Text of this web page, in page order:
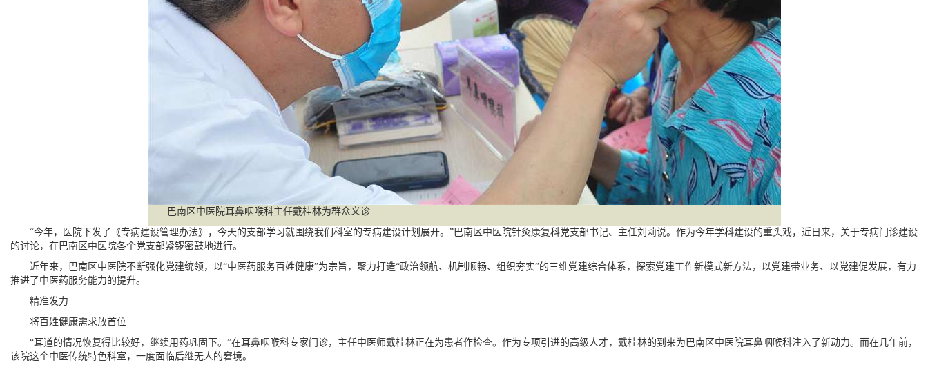
巴南区中医院耳鼻咽喉科主任戴桂林为群众义诊
“今年，医院下发了《专病建设管理办法》，今天的支部学习就围绕我们科室的专病建设计划展开。”巴南区中医院针灸康复科党支部书记、主任刘莉说。作为今年学科建设的重头戏，近日来，关于专病门诊建设
的讨论，在巴南区中医院各个党支部紧锣密鼓地进行。
近年来，巴南区中医院不断强化党建统领，以“中医药服务百姓健康”为宗旨，聚力打造“政治领航、机制顺畅、组织夯实”的三维党建综合体系，探索党建工作新模式新方法，以党建带业务、以党建促发展，有力
推进了中医药服务能力的提升。
精准发力
将百姓健康需求放首位
“耳道的情况恢复得比较好，继续用药巩固下。”在耳鼻咽喉科专家门诊，主任中医师戴桂林正在为患者作检查。作为专项引进的高级人才，戴桂林的到来为巴南区中医院耳鼻咽喉科注入了新动力。而在几年前，
该院这个中医传统特色科室，一度面临后继无人的窘境。